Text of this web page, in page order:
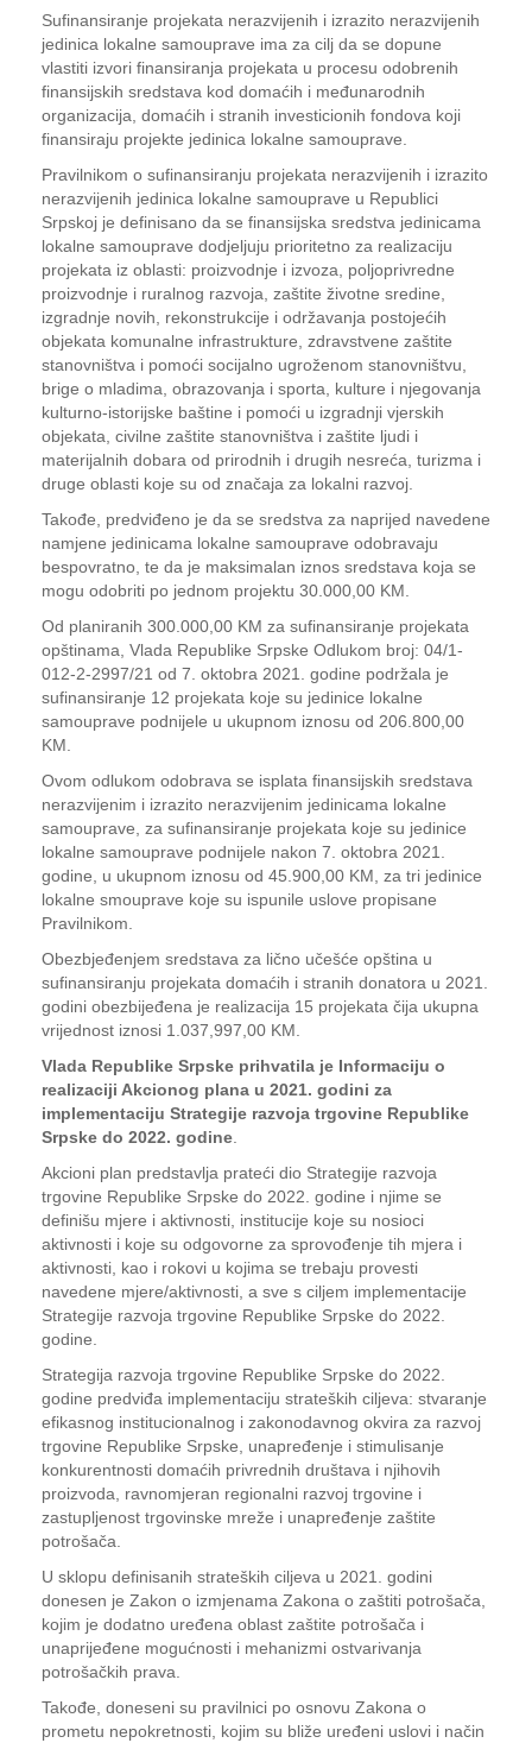
Sufinansiranje projekata nerazvijenih i izrazito nerazvijenih
jedinica lokalne samouprave ima za cilj da se dopune
vlastiti izvori finansiranja projekata u procesu odobrenih
finansijskih sredstava kod domaćih i međunarodnih
organizacija, domaćih i stranih investicionih fondova koji
finansiraju projekte jedinica lokalne samouprave.
Pravilnikom o sufinansiranju projekata nerazvijenih i izrazito
nerazvijenih jedinica lokalne samouprave u Republici
Srpskoj je definisano da se finansijska sredstva jedinicama
lokalne samouprave dodjeljuju prioritetno za realizaciju
projekata iz oblasti: proizvodnje i izvoza, poljoprivredne
proizvodnje i ruralnog razvoja, zaštite životne sredine,
izgradnje novih, rekonstrukcije i održavanja postojećih
objekata komunalne infrastrukture, zdravstvene zaštite
stanovništva i pomoći socijalno ugroženom stanovništvu,
brige o mladima, obrazovanja i sporta, kulture i njegovanja
kulturno-istorijske baštine i pomoći u izgradnji vjerskih
objekata, civilne zaštite stanovništva i zaštite ljudi i
materijalnih dobara od prirodnih i drugih nesreća, turizma i
druge oblasti koje su od značaja za lokalni razvoj.
Takođe, predviđeno je da se sredstva za naprijed navedene
namjene jedinicama lokalne samouprave odobravaju
bespovratno, te da je maksimalan iznos sredstava koja se
mogu odobriti po jednom projektu 30.000,00 KM.
Od planiranih 300.000,00 KM za sufinansiranje projekata
opštinama, Vlada Republike Srpske Odlukom broj: 04/1-
012-2-2997/21 od 7. oktobra 2021. godine podržala je
sufinansiranje 12 projekata koje su jedinice lokalne
samouprave podnijele u ukupnom iznosu od 206.800,00
KM.
Ovom odlukom odobrava se isplata finansijskih sredstava
nerazvijenim i izrazito nerazvijenim jedinicama lokalne
samouprave, za sufinansiranje projekata koje su jedinice
lokalne samouprave podnijele nakon 7. oktobra 2021.
godine, u ukupnom iznosu od 45.900,00 KM, za tri jedinice
lokalne smouprave koje su ispunile uslove propisane
Pravilnikom.
Obezbjeđenjem sredstava za lično učešće opština u
sufinansiranju projekata domaćih i stranih donatora u 2021.
godini obezbijeđena je realizacija 15 projekata čija ukupna
vrijednost iznosi 1.037,997,00 KM.
Vlada Republike Srpske prihvatila je Informaciju o
realizaciji Akcionog plana u 2021. godini za
implementaciju Strategije razvoja trgovine Republike
Srpske do 2022. godine
Akcioni plan predstavlja prateći dio Strategije razvoja
trgovine Republike Srpske do 2022. godine i njime se
definišu mjere i aktivnosti, institucije koje su nosioci
aktivnosti i koje su odgovorne za sprovođenje tih mjera i
aktivnosti, kao i rokovi u kojima se trebaju provesti
navedene mjere/aktivnosti, a sve s ciljem implementacije
Strategije razvoja trgovine Republike Srpske do 2022.
godine.
Strategija razvoja trgovine Republike Srpske do 2022.
godine predviđa implementaciju strateških ciljeva: stvaranje
efikasnog institucionalnog i zakonodavnog okvira za razvoj
trgovine Republike Srpske, unapređenje i stimulisanje
konkurentnosti domaćih privrednih društava i njihovih
proizvoda, ravnomjeran regionalni razvoj trgovine i
zastupljenost trgovinske mreže i unapređenje zaštite
potrošača.
U sklopu definisanih strateških ciljeva u 2021. godini
donesen je Zakon o izmjenama Zakona o zaštiti potrošača,
kojim je dodatno uređena oblast zaštite potrošača i
unaprijeđene mogućnosti i mehanizmi ostvarivanja
potrošačkih prava.
Takođe, doneseni su pravilnici po osnovu Zakona o
prometu nepokretnosti, kojim su bliže uređeni uslovi i način